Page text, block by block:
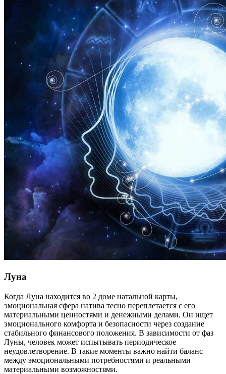
Луна
Когда Луна находится во 2 доме натальной карты,
эмоциональная сфера натива тесно переплетается с его
материальными ценностями и денежными делами. Он ищет
эмоционального комфорта и безопасности через создание
стабильного финансового положения. В зависимости от фаз
Луны, человек может испытывать периодическое
неудовлетворение. В такие моменты важно найти баланс
между эмоциональными потребностями и реальными
материальными возможностями.